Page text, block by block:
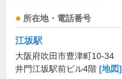
所在地・電話番号
江坂駅
大阪府吹田市豊津町10-34
井門江坂駅前ビル4階 [地図]